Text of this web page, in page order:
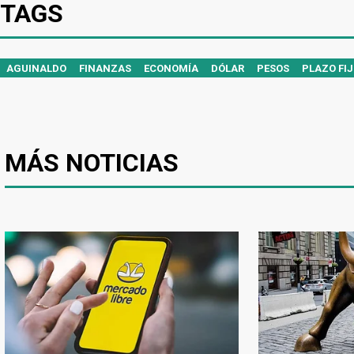
TAGS
AGUINALDO FINANZAS ECONOMÍA DÓLAR PESOS PLAZO
MÁS NOTICIAS